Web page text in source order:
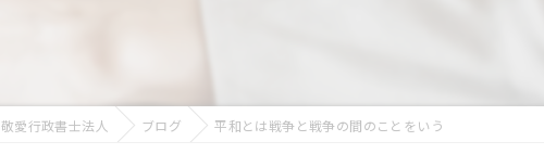
愛行政書士法人 ブログ 平和とは戦争と戦争の間のことをいう